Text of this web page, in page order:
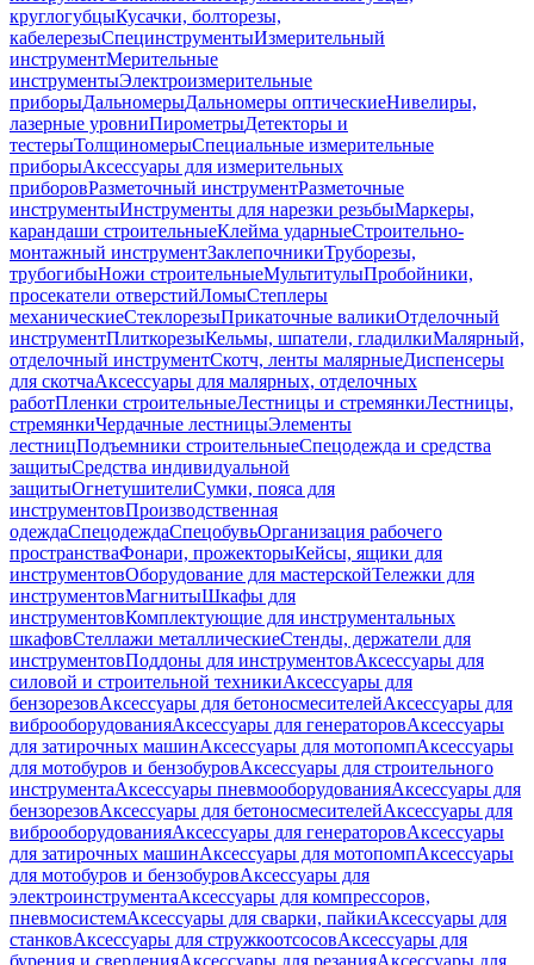
круглогубцыКусачки, болторезы,
кабелерезыСпецинструментыИзмерительный
инструментМерительные
инструментыЭлектроизмерительные
приборыДальномерыДальномеры оптическиеНивелиры,
лазерные уровниПирометрыДетекторы и
тестерыТолщиномерыСпециальные измерительные
приборыАксессуары для измерительных
приборовРазметочный инструментРазметочные
инструментыИнструменты для нарезки резьбыМаркеры,
карандаши строительныеКлейма ударныеСтроительно-
монтажный инструментЗаклепочникиТруборезы,
трубогибыНожи строительныеМультитулыПробойники,
просекатели отверстийЛомыСтеплеры
механическиеСтеклорезыПрикаточные валикиОтделочный
инструментПлиткорезыКельмы, шпатели, гладилкиМалярный,
отделочный инструментСкотч, ленты малярныеДиспенсеры
для скотчаАксессуары для малярных, отделочных
работПленки строительныеЛестницы и стремянкиЛестницы,
стремянкиЧердачные лестницыЭлементы
лестницПодъемники строительныеСпецодежда и средства
защитыСредства индивидуальной
защитыОгнетушителиСумки, пояса для
инструментовПроизводственная
одеждаСпецодеждаСпецобувьОрганизация рабочего
пространстваФонари, прожекторыКейсы, ящики для
инструментовОборудование для мастерскойТележки для
инструментовМагнитыШкафы для
инструментовКомплектующие для инструментальных
шкафовСтеллажи металлическиеСтенды, держатели для
инструментовПоддоны для инструментовАксессуары для
силовой и строительной техникиАксессуары для
бензорезовАксессуары для бетоносмесителейАксессуары для
виброоборудованияАксессуары для генераторовАксессуары
для затирочных машинАксессуары для мотопомпАксессуары
для мотобуров и бензобуровАксессуары для строительного
инструментаАксессуары пневмооборудованияАксессуары для
бензорезовАксессуары для бетоносмесителейАксессуары для
виброоборудованияАксессуары для генераторовАксессуары
для затирочных машинАксессуары для мотопомпАксессуары
для мотобуров и бензобуровАксессуары для
электроинструментаАксессуары для компрессоров,
пневмосистемАксессуары для сварки, пайкиАксессуары для
станковАксессуары для стружкоотсосовАксессуары для
бурения и сверленияАксессуары для резанияАксессуары для